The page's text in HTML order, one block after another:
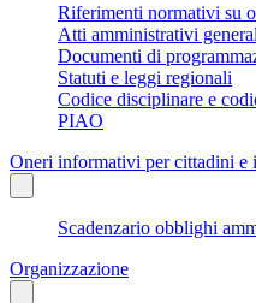
Riferimenti normativi su
Atti amministrativi
Documenti di
Statuti e leggi regionali
Codice disciplinare e
PIAO
Oneri informativi per cittadini e
Scadenzario obblighi
Organizzazione